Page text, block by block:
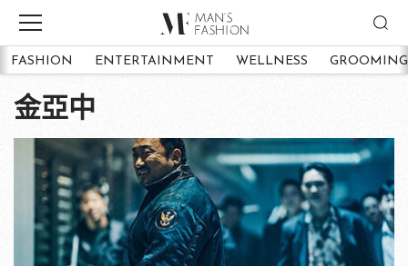
FASHION ENTERTAINMENT WELLNESS GROOMING
金亞中